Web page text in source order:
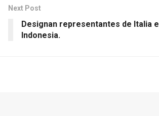
Next Post
Designan representantes de Italia e
Indonesia.